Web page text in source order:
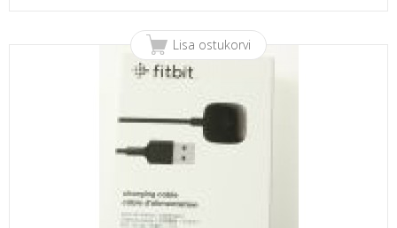
Lisa ostukorvi